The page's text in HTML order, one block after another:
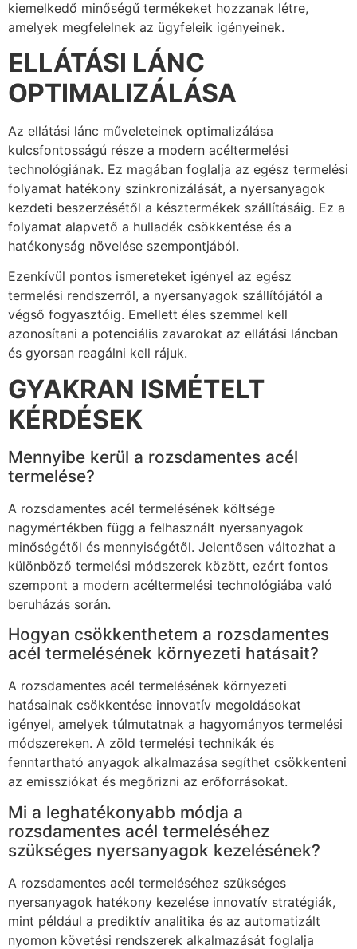
kiemelkedő minőségű termékeket hozzanak létre,
amelyek megfelelnek az ügyfeleik igényeinek.
ELLÁTÁSI LÁNC
OPTIMALIZÁLÁSA
Az ellátási lánc műveleteinek optimalizálása
kulcsfontosságú része a modern acéltermelési
technológiának. Ez magában foglalja az egész termelési
folyamat hatékony szinkronizálását, a nyersanyagok
kezdeti beszerzésétől a késztermékek szállításáig. Ez a
folyamat alapvető a hulladék csökkentése és a
hatékonyság növelése szempontjából.
Ezenkívül pontos ismereteket igényel az egész
termelési rendszerről, a nyersanyagok szállítójától a
végső fogyasztóig. Emellett éles szemmel kell
azonosítani a potenciális zavarokat az ellátási láncban
és gyorsan reagálni kell rájuk.
GYAKRAN ISMÉTELT
KÉRDÉSEK
Mennyibe kerül a rozsdamentes acél
termelése?
A rozsdamentes acél termelésének költsége
nagymértékben függ a felhasznált nyersanyagok
minőségétől és mennyiségétől. Jelentősen változhat a
különböző termelési módszerek között, ezért fontos
szempont a modern acéltermelési technológiába való
beruházás során.
Hogyan csökkenthetem a rozsdamentes
acél termelésének környezeti hatásait?
A rozsdamentes acél termelésének környezeti
hatásainak csökkentése innovatív megoldásokat
igényel, amelyek túlmutatnak a hagyományos termelési
módszereken. A zöld termelési technikák és
fenntartható anyagok alkalmazása segíthet csökkenteni
az emissziókat és megőrizni az erőforrásokat.
Mi a leghatékonyabb módja a
rozsdamentes acél termeléséhez
szükséges nyersanyagok kezelésének?
A rozsdamentes acél termeléséhez szükséges
nyersanyagok hatékony kezelése innovatív stratégiák,
mint például a prediktív analitika és az automatizált
nyomon követési rendszerek alkalmazását foglalja